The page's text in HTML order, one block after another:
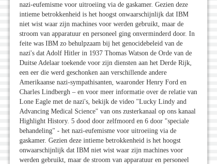
nazi-eufemisme voor uitroeiing via de gaskamer. Gezien deze
intieme betrokkenheid is het hoogst onwaarschijnlijk dat IBM
niet wist waar zijn machines voor werden gebruikt, maar de
stroom van apparatuur en personeel ging onverminderd door. In
feite was IBM zo behulpzaam bij het genocidebeleid van de
nazi's dat Adolf Hitler in 1937 Thomas Watson de Orde van de
Duitse Adelaar toekende voor zijn diensten aan het Derde Rijk,
een eer die werd geschonken aan verschillende andere
Amerikaanse nazi-sympathisanten, waaronder Henry Ford en
Charles Lindbergh – en voor meer informatie over de relatie van
Lone Eagle met de nazi's, bekijk de video "Lucky Lindy and
Advancing Medical Science" van ons zusterkanaal op ons kanaal
Highlight History. 5 dood door zelfmoord en 6 door "speciale
behandeling" - het nazi-eufemisme voor uitroeiing via de
gaskamer. Gezien deze intieme betrokkenheid is het hoogst
onwaarschijnlijk dat IBM niet wist waar zijn machines voor
werden gebruikt, maar de stroom van apparatuur en personeel